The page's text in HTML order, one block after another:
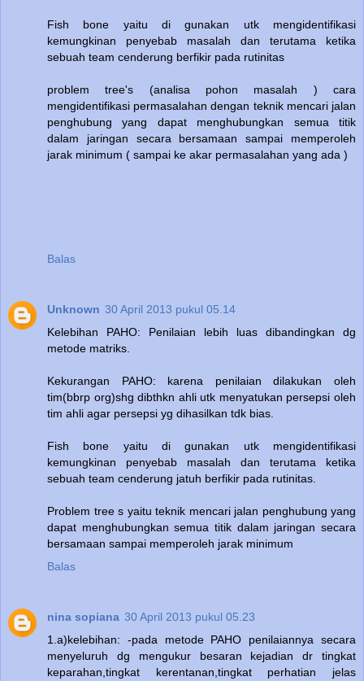
Fish bone yaitu di gunakan utk mengidentifikasi
kemungkinan penyebab masalah dan terutama ketika
sebuah team cenderung berfikir pada rutinitas
problem tree's (analisa pohon masalah ) cara
mengidentifikasi permasalahan dengan teknik mencari jalan
penghubung yang dapat menghubungkan semua titik
dalam jaringan secara bersamaan sampai memperoleh
jarak minimum ( sampai ke akar permasalahan yang ada )
Balas
Unknown 30 April 2013 pukul 05.14
Kelebihan PAHO: Penilaian lebih luas dibandingkan dg
metode matriks.
Kekurangan PAHO: karena penilaian dilakukan oleh
tim(bbrp org)shg dibthkn ahli utk menyatukan persepsi oleh
tim ahli agar persepsi yg dihasilkan tdk bias.
Fish bone yaitu di gunakan utk mengidentifikasi
kemungkinan penyebab masalah dan terutama ketika
sebuah team cenderung jatuh berfikir pada rutinitas.
Problem tree s yaitu teknik mencari jalan penghubung yang
dapat menghubungkan semua titik dalam jaringan secara
bersamaan sampai memperoleh jarak minimum
Balas
nina sopiana 30 April 2013 pukul 05.23
1.a)kelebihan: -pada metode PAHO penilaiannya secara
menyeluruh dg mengukur besaran kejadian dr tingkat
keparahan,tingkat kerentanan,tingkat perhatian jelas